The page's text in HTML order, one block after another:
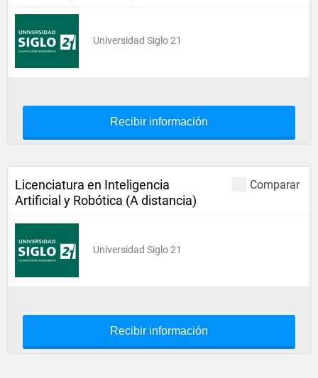
Universidad Siglo 21
Recibir información
Comparar
Licenciatura en Inteligencia
Artificial y Robótica (A distancia)
Universidad Siglo 21
Recibir información